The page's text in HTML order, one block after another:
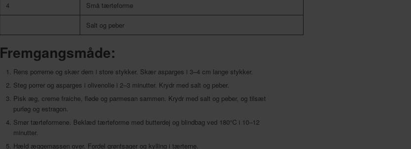
4 Små tærteforme
Salt og peber
Fremgangsmåde:
Rens porrerne og skær dem i store stykker. Skær asparges i 3–4 cm lange stykker.
Steg porrer og asparges i olivenolie i 2–3 minutter. Krydr med salt og peber.
Pisk æg, creme fraiche, fløde og parmesan sammen. Krydr med salt og peber, og tilsæt
purløg og estragon.
Smør tærteformene. Beklæd tærteforme med butterdej og blindbag ved 180°C i 10–12
minutter.
Hæld æggemassen over. Fordel grøntsager og kylling i tærterne.